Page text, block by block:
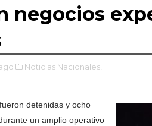
negocios
Noticias Nacionales,
detenidas y ocho
un amplio operativo